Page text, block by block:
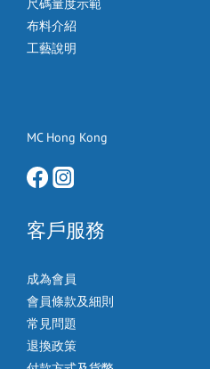
尺碼量度示範
布料介紹
工藝說明
MC Hong Kong
客戶服務
成為會員
會員條款及細則
常見問題
退換政策